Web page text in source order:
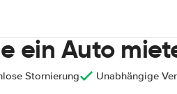
ein Auto
Stornierung Unabhängige